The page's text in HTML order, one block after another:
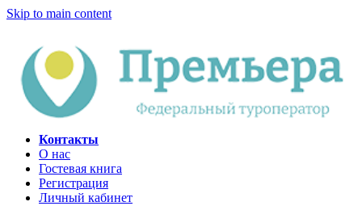
Skip to main content
Контакты
О нас
Гостевая книга
Регистрация
Личный кабинет